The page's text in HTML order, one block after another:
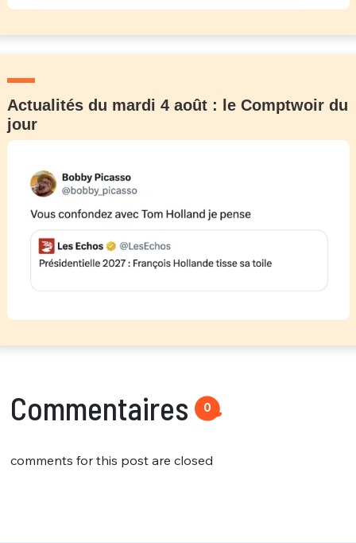
Actualités du mardi 4 août : le Comptwoir du
jour
Commentaires 0
comments for this post are closed